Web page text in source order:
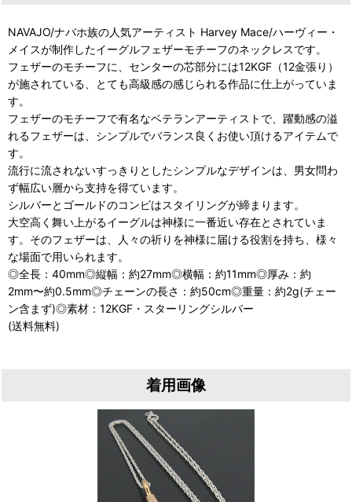
NAVAJO/ナバホ族の人気アーティスト Harvey Mace/ハーヴィー・
メイスが制作したイーグルフェザーモチーフのネックレスです。
フェザーのモチーフに、センターの芯部分には12KGF（12金張り）
が施されている、とても高級感の感じられる作品に仕上がっていま
す。
フェザーのモチーフで有名なベテランアーティストで、躍動感の溢
れるフェザーは、シンプルでバランス良くお使い頂けるアイテムで
す。
流行に流されないすっきりとしたシンプルなデザインは、男女問わ
ず幅広い層から支持を得ています。
シルバーとゴールドのコンビはスタイリングが締まります。
大空高く舞い上がるイーグルは神様に一番近い存在とされていま
す。そのフェザーは、人々の祈りを神様に届ける役割を持ち、様々
な場面で用いられます。
◎全長：40mm◎縦幅：約27mm◎横幅：約11mm◎厚み：約
2mm〜約0.5mm◎チェーンの長さ：約50cm◎重量：約2g(チェー
ン含まず)◎素材：12KGF・スターリングシルバー
(送料無料)
着用画像